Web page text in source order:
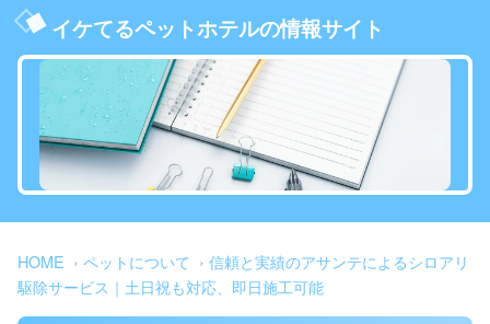
イケてるペットホテルの情報サイト
HOME ペットについて
信頼と実績のアサンテによるシロアリ
駆除サービス｜土日祝も対応、即日施工可能